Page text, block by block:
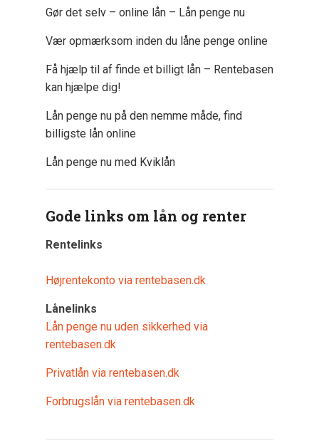
Gør det selv – online lån – Lån penge nu
Vær opmærksom inden du låne penge online
Få hjælp til af finde et billigt lån – Rentebasen
kan hjælpe dig!
Lån penge nu på den nemme måde, find
billigste lån online
Lån penge nu med Kviklån
Gode links om lån og renter
Rentelinks
Højrentekonto via rentebasen.dk
Lånelinks
Lån penge nu uden sikkerhed via
rentebasen.dk
Privatlån via rentebasen.dk
Forbrugslån via rentebasen.dk